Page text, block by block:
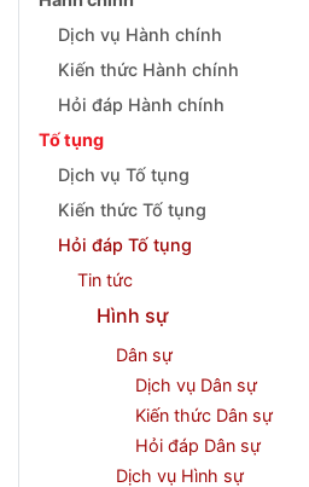
Dịch vụ Hành chính
Kiến thức Hành chính
Hỏi đáp Hành chính
Tố tụng
Dịch vụ Tố tụng
Kiến thức Tố tụng
Hỏi đáp Tố tụng
Tin tức
Hình sự
Dân sự
Dịch vụ Dân sự
Kiến thức Dân sự
Hỏi đáp Dân sự
Dịch vụ Hình sự